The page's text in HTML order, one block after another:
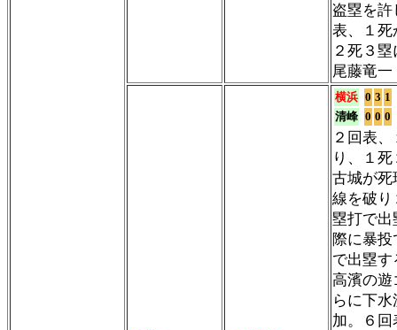
盗塁を
表、１死
２死３
尾藤竜
横浜 0 3 1
清峰 0 0 0
２回表
り、１
古城が死
線を破り
塁打で出
際に暴
で出塁
高濱の遊
らに下
加。６